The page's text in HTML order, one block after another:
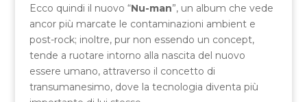
Ecco quindi il nuovo “Nu-man”, un album che vede
ancor più marcate le contaminazioni ambient e
post-rock; inoltre, pur non essendo un concept,
tende a ruotare intorno alla nascita del nuovo
essere umano, attraverso il concetto di
transumanesimo, dove la tecnologia diventa più